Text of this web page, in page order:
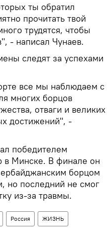
ты обратил
прочитать твой
трудятся, чтобы
- написал Чунаев.
следят за успехами
все мы наблюдаем с
многих борцов
отваги и великих
достижений", -
победителем
в Минске. В финале он
борцом
но последний не смог
из-за травмы.
Россия ЖИЗНЬ